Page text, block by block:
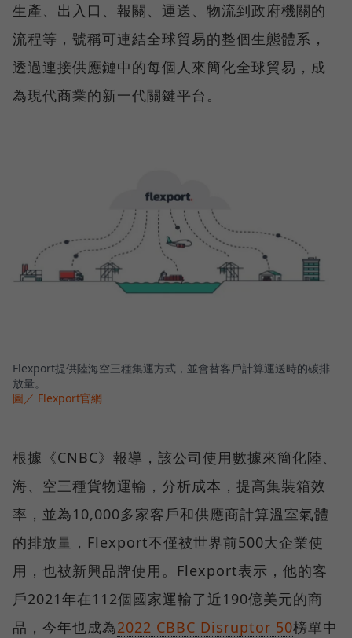
生產、出入口、報關、運送、物流到政府機關的
流程等，號稱可連結全球貿易的整個生態體系，
透過連接供應鏈中的每個人來簡化全球貿易，成
為現代商業的新一代關鍵平台。
Flexport提供陸海空三種集運方式，並會替客戶計算運送時的碳排
放量。
圖／ Flexport官網
根據《CNBC》報導，該公司使用數據來簡化陸、
海、空三種貨物運輸，分析成本，提高集裝箱效
率，並為10,000多家客戶和供應商計算溫室氣體
的排放量，Flexport不僅被世界前500大企業使
用，也被新興品牌使用。Flexport表示，他的客
戶2021年在112個國家運輸了近190億美元的商
品，今年也成為2022 CBBC Disruptor 50榜單中